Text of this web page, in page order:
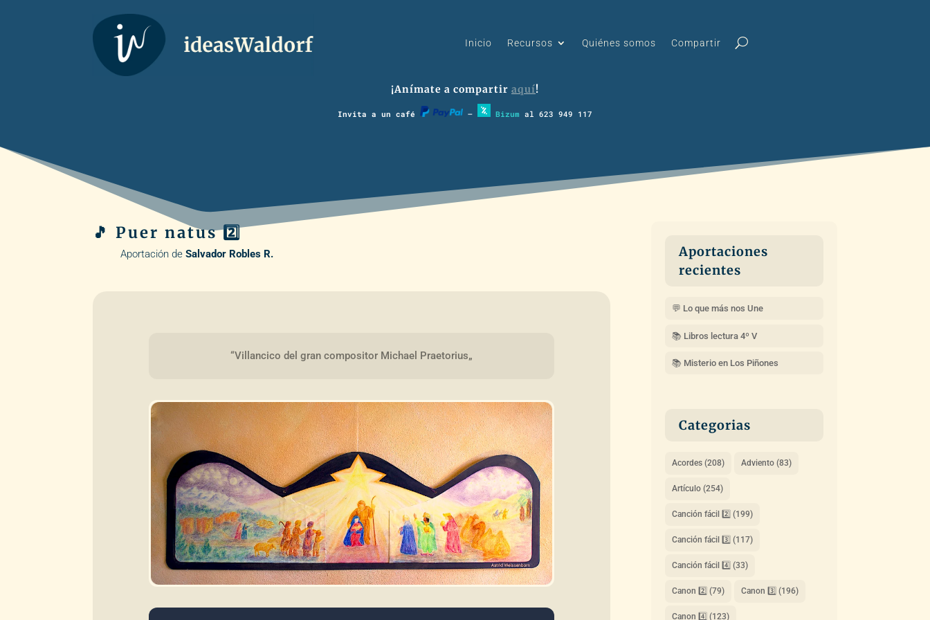
Inicio Recursos Quiénes somos Compartir
¡Anímate a compartir aquí!
Invita a un café – Bizum al 623 949 117
🎵 Puer natus 2️⃣
Aportación deSalvador Robles R.
“Villancico del gran compositor Michael Praetorius„
Aportaciones
recientes
💬 Lo que más nos Une
📚 Libros lectura 4º V
📚 Misterio en Los Piñones
Categorias
Acordes(208) Adviento(83)
Artículo(254)
Canción fácil 2️⃣ (199)
Canción fácil 3️⃣ (117)
Canción fácil 4️⃣ (33)
Canon 2️⃣ (79) Canon 3️⃣ (196)
Canon 4️⃣ (123)